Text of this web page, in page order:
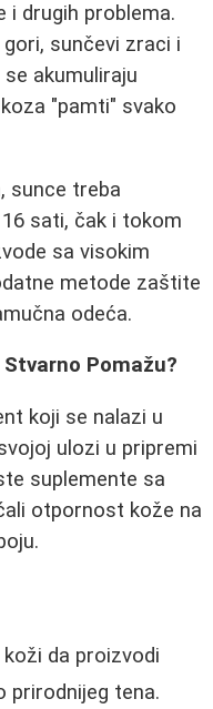
i drugih problema.
sunčevi zraci i
akumuliraju
"pamti" svako
sunce treba
sati, čak i tokom
sa visokim
metode zaštite
odeća.
Pomažu?
koji se nalazi u
ulozi u pripremi
suplemente sa
otpornost kože na
da proizvodi
prirodnijeg tena.